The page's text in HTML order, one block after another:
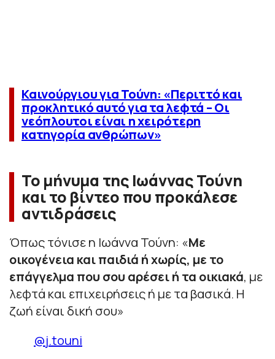
Καινούργιου για Τούνη: «Περιττό και
προκλητικό αυτό για τα λεφτά – Οι
νεόπλουτοι είναι η χειρότερη
κατηγορία ανθρώπων»
Το μήνυμα της Ιωάννας Τούνη
και το βίντεο που προκάλεσε
αντιδράσεις
Όπως τόνισε η Ιωάννα Τούνη: «Με
οικογένεια και παιδιά ή χωρίς, με το
επάγγελμα που σου αρέσει ή τα οικιακά, με
λεφτά και επιχειρήσεις ή με τα βασικά. Η
ζωή είναι δική σου»
@j.touni